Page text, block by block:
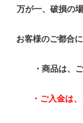
万が一、破損の
お客様のご都合
・商品は、
・ご入金は